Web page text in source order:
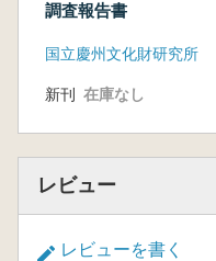
調査報告書
国立慶州文化財研究所
新刊 在庫なし
レビュー
レビューを書く